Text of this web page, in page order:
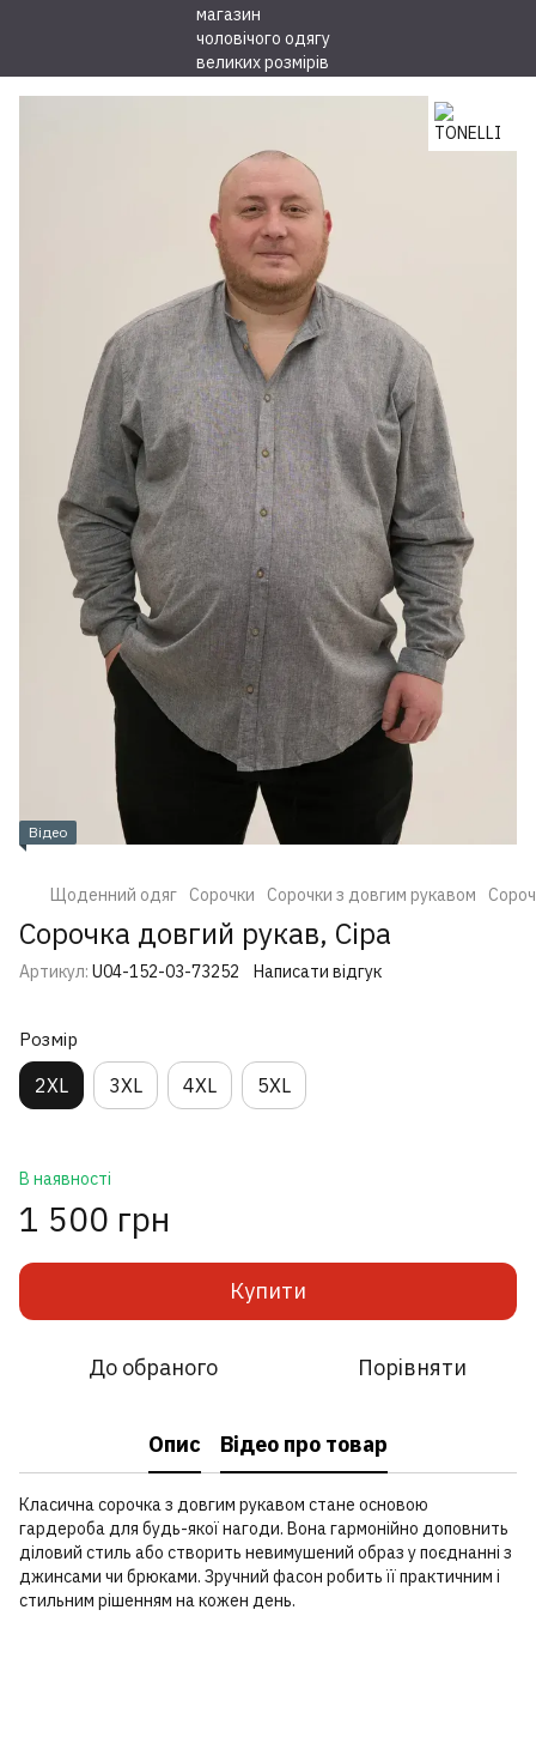
Відео
Щоденний одяг Сорочки Сорочки з довгим рукавом
Сорочка довгий рукав, Сіра
Артикул: U04-152-03-73252 Написати відгук
Розмір
2XL 3XL 4XL 5XL
В наявності
1 500 грн
Купити
До обраного Порівняти
Опис Відео про товар
Класична сорочка з довгим рукавом стане основою
гардероба для будь-якої нагоди. Вона гармонійно доповнить
діловий стиль або створить невимушений образ у поєднанні з
джинсами чи брюками. Зручний фасон робить її практичним і
стильним рішенням на кожен день.